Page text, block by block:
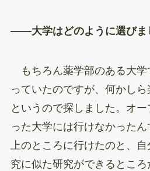
——大学はどのように選びま
もちろん薬学部のある大学
っていたのですが、何かし
というので探しました。オ
った大学には行けなかった
上のところに行けたのと、
究に似た研究ができるとこ